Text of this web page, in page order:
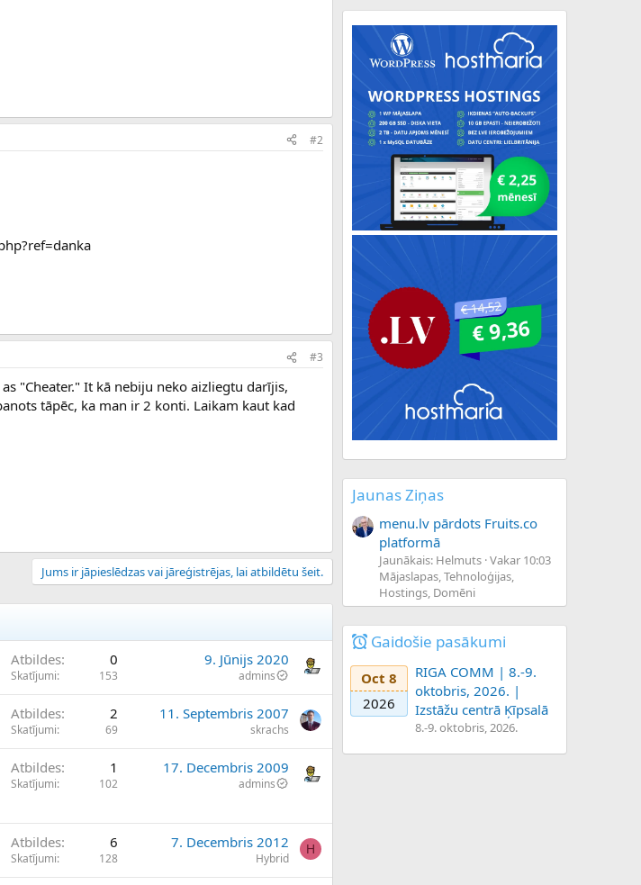
#2
#3
"Cheater." It kā nebiju neko aizliegtu darījis,
tāpēc, ka man ir 2 konti. Laikam kaut kad
Jums ir jāpieslēdzas vai jāreģistrējas, lai atbildētu šeit.
Atbildes 0
Skatījumi 153
9. Jūnijs 2020
admins
Atbildes 2
Skatījumi 69
11. Septembris 2007
skrachs
Atbildes 1
Skatījumi 102
17. Decembris 2009
admins
Atbildes 6
Skatījumi 128
7. Decembris 2012
Hybrid
H
Jaunas Ziņas
menu.lv pārdots Fruits.co
platformā
Jaunākais: Helmuts Vakar 10:03
Mājaslapas, Tehnoloģijas,
Hostings, Domēni
Gaidošie pasākumi
Oct 8
2026
RIGA COMM | 8.-9.
oktobris, 2026. |
Izstāžu centrā Ķīpsalā
8.-9. oktobris, 2026.